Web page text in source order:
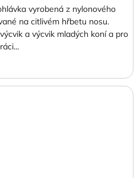
vyrobená z nylonového
na citlivém hřbetu nosu.
a výcvik mladých koní a pro